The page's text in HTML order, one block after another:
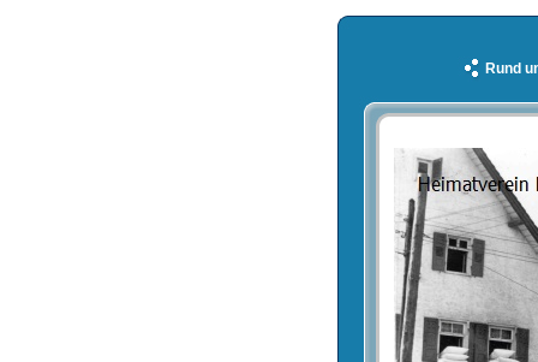
Rund